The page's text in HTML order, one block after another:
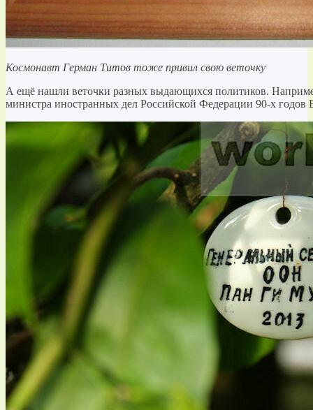
Космонавт Герман Титов тоже привил свою веточку
А ещё нашли веточки разных выдающихся политиков.
министра иностранных дел Российской Федерации 90-х